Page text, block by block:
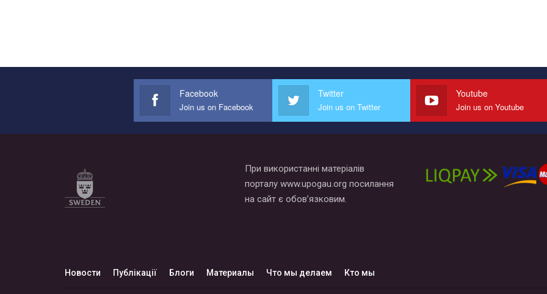
Facebook
Join us on Facebook
Twitter
Join us on Twitter
Youtube
Join us on Youtube
При використанні матеріалів
порталу www.upogau.org посилання
на сайт є обов’язковим.
Новости Публікації Блоги Материалы Что мы делаем Кто мы